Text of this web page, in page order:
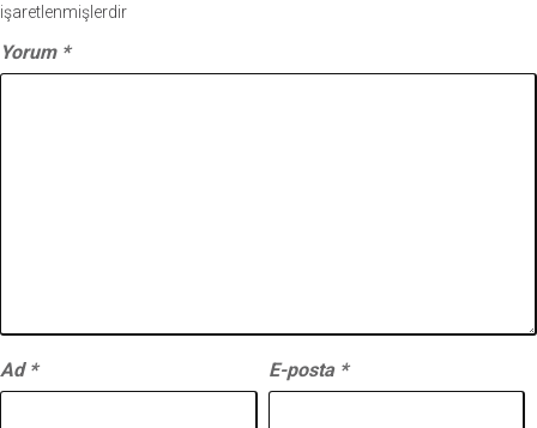
işaretlenmişlerdir
Yorum *
Ad * E-posta *